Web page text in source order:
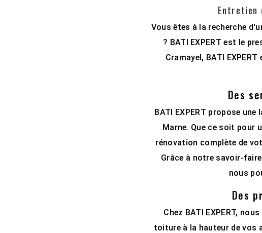
Entretien
Vous êtes à la recherche
? BATI EXPERT est le
Cramayel, BATI
Des
BATI EXPERT propose
Marne. Que ce soit pour
rénovation complète de
Grâce à notre savoir-
nous
Des
Chez BATI EXPERT,
toiture à la hauteur de vos